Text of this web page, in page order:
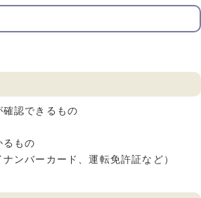
確認できるもの
るもの
ナンバーカード、運転免許証など）